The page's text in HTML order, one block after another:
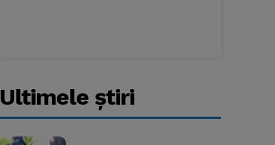
Ultimele ştiri